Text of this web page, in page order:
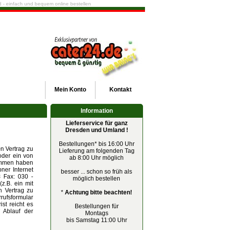
- einfach und bequem online bestellen
Kontakt
Mein Konto
Vertrag zu
ein von
haben
Internet
Fax: 030 -
ein mit
Vertrag zu
reicht es
Ablauf der
Information
Lieferservice für ganz
Dresden und Umland !
Bestellungen* bis 16:00 Uhr
Lieferung am folgenden Tag
ab 8:00 Uhr möglich
besser ... schon so früh als
möglich bestellen
*Achtung bitte beachten!
Bestellungen für
Montags
bis Samstag 11:00 Uhr